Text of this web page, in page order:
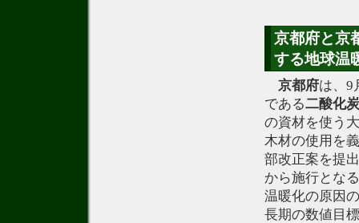
京都府と京
する地球温
京都府は、9
である二酸化
の資材を使う
木材の使用を
部改正案を提
から施行とな
温暖化の原因
長期の数値目